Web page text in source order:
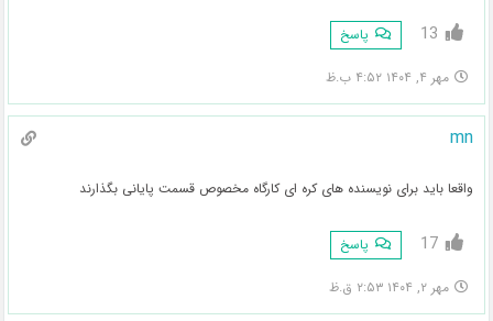
13 پاسخ
مهر ۴, ۱۴۰۴ ۴:۵۲ ب.ظ
mn
واقعا باید برای نویسنده های کره ای کارگاه مخصوص قسمت پایانی بگذارند
17 پاسخ
مهر ۲, ۱۴۰۴ ۲:۵۳ ق.ظ